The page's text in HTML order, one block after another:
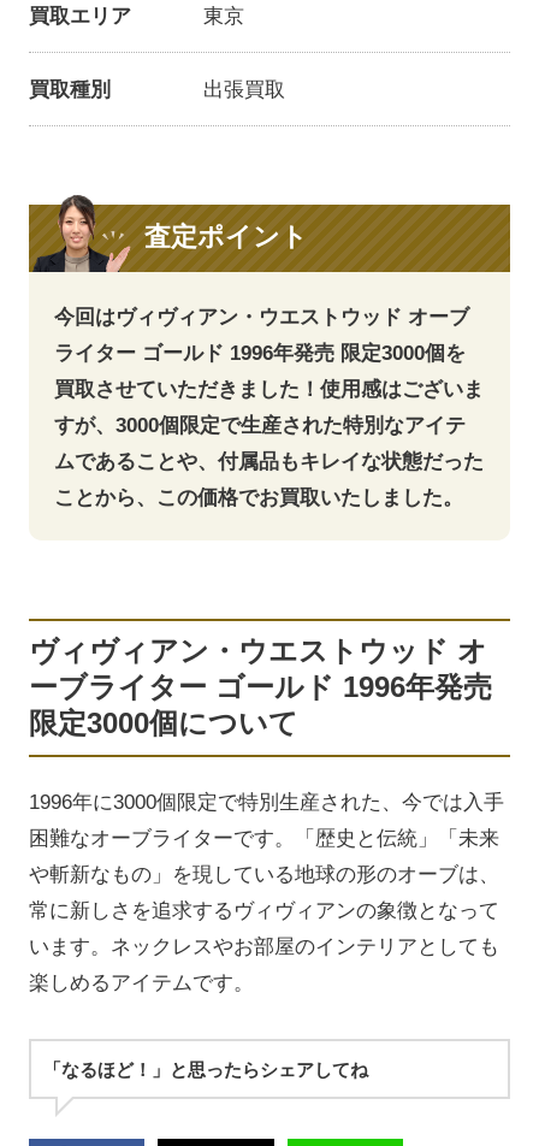
買取エリア 東京
買取種別 出張買取
査定ポイント
今回はヴィヴィアン・ウエストウッド オーブ
ライター ゴールド 1996年発売 限定3000個を
買取させていただきました！使用感はございま
すが、3000個限定で生産された特別なアイテ
ムであることや、付属品もキレイな状態だった
ことから、この価格でお買取いたしました。
ヴィヴィアン・ウエストウッド オ
ーブライター ゴールド 1996年発売
限定3000個について
1996年に3000個限定で特別生産された、今では入手
困難なオーブライターです。「歴史と伝統」「未来
や斬新なもの」を現している地球の形のオーブは、
常に新しさを追求するヴィヴィアンの象徴となって
います。ネックレスやお部屋のインテリアとしても
楽しめるアイテムです。
「なるほど！」と思ったらシェアしてね